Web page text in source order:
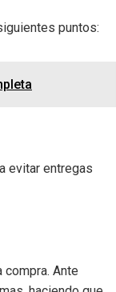
puntos:
evitar entregas
compra. Ante